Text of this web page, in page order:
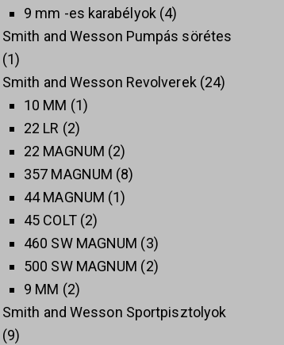
9 mm -es karabélyok 4
Smith and Wesson Pumpás sörétes
1
Smith and Wesson Revolverek 24
10 MM 1
22 LR 2
22 MAGNUM 2
357 MAGNUM 8
44 MAGNUM 1
45 COLT 2
460 SW MAGNUM
3
500 SW MAGNUM
2
9 MM 2
Smith and Wesson Sportpisztolyok
9